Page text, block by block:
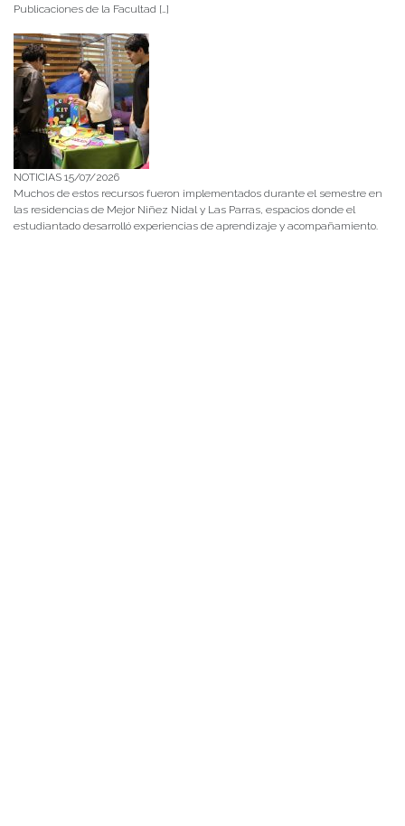
Publicaciones de la Facultad […]
NOTICIAS 15/07/2026
Muchos de estos recursos fueron implementados durante el semestre en
las residencias de Mejor Niñez Nidal y Las Parras, espacios donde el
estudiantado desarrolló experiencias de aprendizaje y acompañamiento.